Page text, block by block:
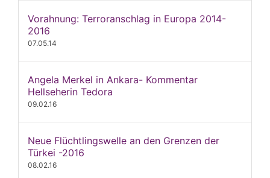
Vorahnung: Terroranschlag in Europa 2014-
2016
07.05.14
Angela Merkel in Ankara- Kommentar
Hellseherin Tedora
09.02.16
Neue Flüchtlingswelle an den Grenzen der
Türkei -2016
08.02.16